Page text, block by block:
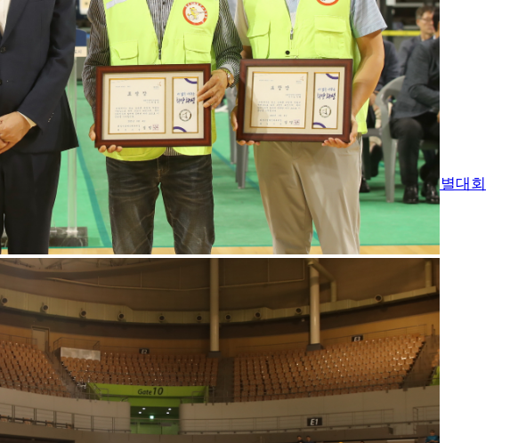
경영공시 오시는 길
정보
체육대회 전국장애인체육대회 전국장애학생체육대회 각종종목별대회
포토 자료실 동영상 자료실 문서 자료실